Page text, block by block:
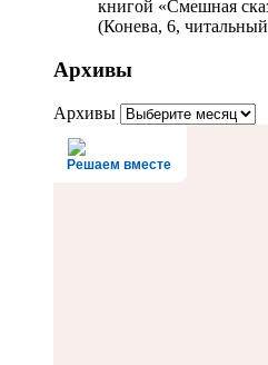
книгой «Смешная
(Конева, 6,
Архивы
Архивы
Решаем вместе